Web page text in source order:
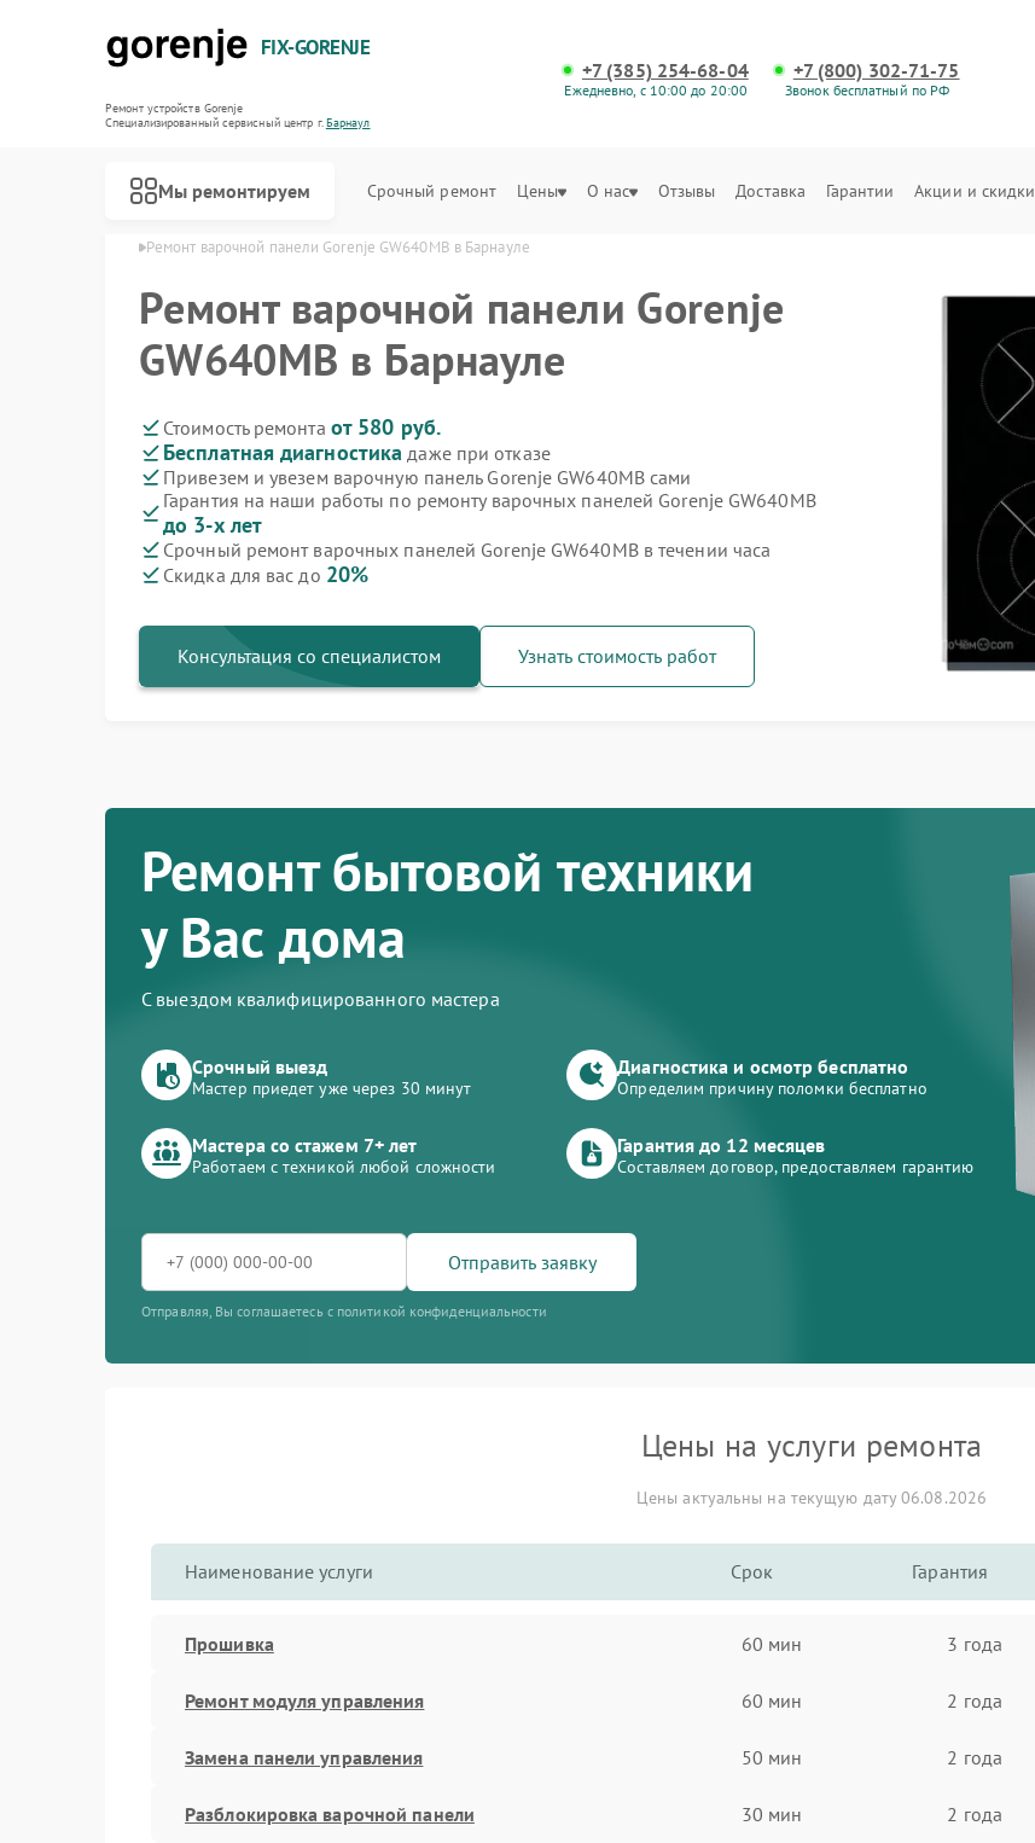
FIX-GORENJE
Ремонт устройств Gorenje
Специализированный cервисный центр г.Барнаул
+7 (385) 254-68-04
Ежедневно, с 10:00 до 20:00
+7 (800) 302-71-75
Звонок бесплатный по РФ
Мы ремонтируем Срочный ремонт Цены О нас Отзывы Доставка Гарантии Акции и скидки
Ремонт варочной панели Gorenje GW640MB в Барнауле
Ремонт варочной панели Gorenje
GW640MB в Барнауле
Стоимость ремонта от 580 руб.
Бесплатная диагностика даже при отказе
Привезем и увезем варочную панель Gorenje GW640MB сами
Гарантия на наши работы по ремонту варочных панелей Gorenje GW640MB
до 3-х лет
Срочный ремонт варочных панелей Gorenje GW640MB в течении часа
Скидка для вас до 20%
Консультация со специалистом Узнать стоимость работ
Ремонт бытовой техники
у Вас дома
С выездом квалифицированного мастера
Срочный выезд
Мастер приедет уже через 30 минут
Диагностика и осмотр бесплатно
Определим причину поломки бесплатно
Мастера со стажем 7+ лет
Работаем с техникой любой сложности
Гарантия до 12 месяцев
Составляем договор, предоставляем гарантию
Отправить заявку
Отправляя, Вы соглашаетесь с политикой конфиденциальности
Цены на услуги ремонта
Цены актуальны на текущую дату 06.08.2026
Наименование услуги Срок Гарантия
Прошивка 60 мин 3 года
Ремонт модуля управления 60 мин 2 года
Замена панели управления 50 мин 2 года
Разблокировка варочной панели 30 мин 2 года